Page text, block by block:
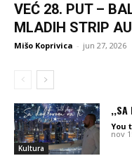
VEĆ 28. PUT –
MLADIH STRIP
Mišo Koprivica - jun 27, 2026
Kultura
,,SA
You
nov